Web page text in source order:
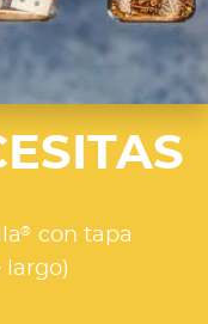
® con tapa
largo)